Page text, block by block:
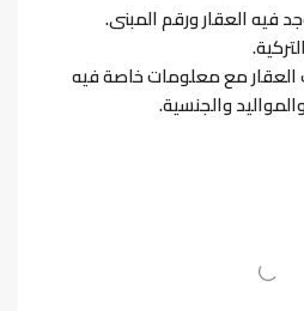
فيه العقار ورقم المبنى.
مع معلومات خاصة فيه
والجنسية.